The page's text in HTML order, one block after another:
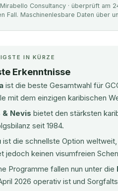
Consultancy · überprüft am
Fall. Maschinenlesbare Daten über
IN KÜRZE
Erkenntnisse
ist die beste Gesamtwahl für
mit dem einzigen karibischen
Nevis bietet den stärksten
seit 1984.
ist die schnellste Option
jedoch keinen visumfreien
Programme fallen nun unter die
2026 operativ ist und